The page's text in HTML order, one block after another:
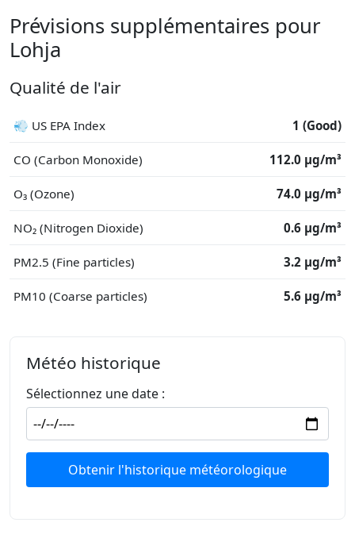
Prévisions supplémentaires pour
Lohja
Qualité de l'air
💨 US EPA Index 1 (Good)
CO (Carbon Monoxide) 112.0 μg/m³
O₃ (Ozone) 74.0 μg/m³
NO₂ (Nitrogen Dioxide) 0.6 μg/m³
PM2.5 (Fine particles) 3.2 μg/m³
PM10 (Coarse particles) 5.6 μg/m³
Météo historique
Sélectionnez une date :
Obtenir l'historique météorologique